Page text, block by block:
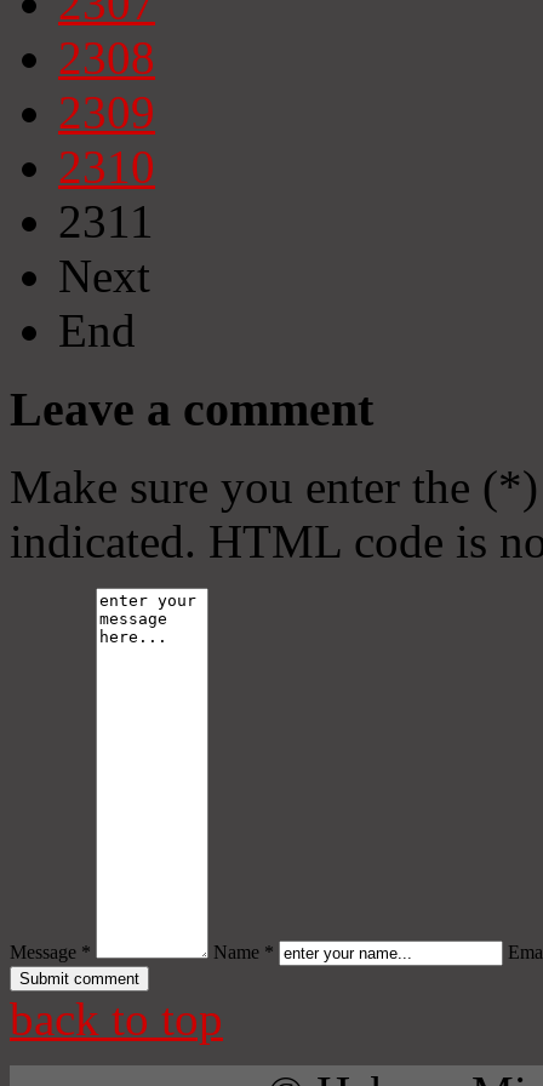
2308
2309
2310
2311
Next
End
Leave a comment
Make sure you enter the
indicated. HTML code is
Message * Name *
back to top